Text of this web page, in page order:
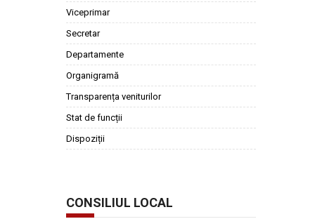
Viceprimar
Secretar
Departamente
Organigramă
Transparența veniturilor
Stat de funcții
Dispoziții
CONSILIUL LOCAL